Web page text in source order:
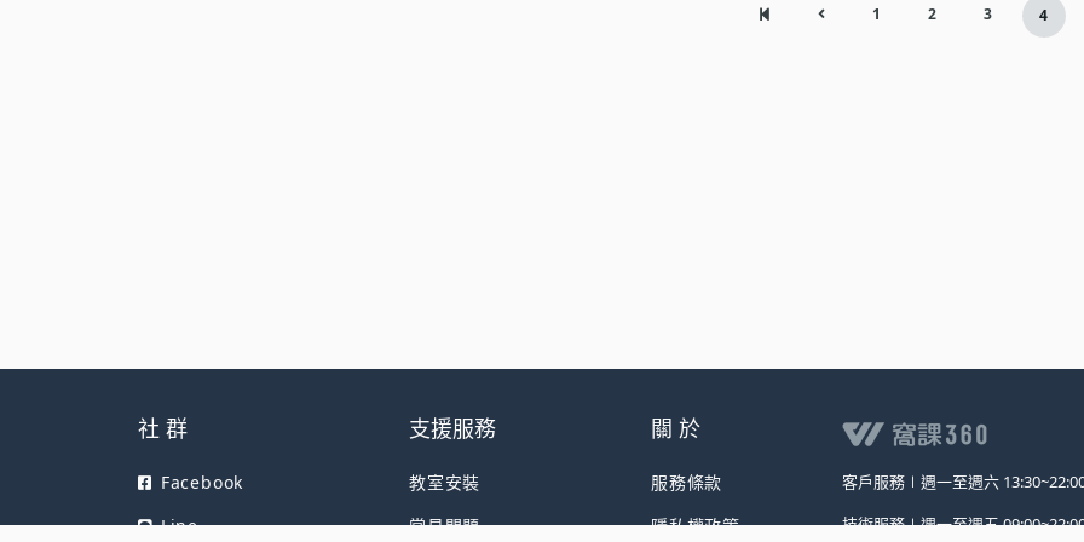
1 2 3 4
社 群
Facebook
Line
支援服務
教室安裝
常見問題
關 於
服務條款
隱私權政策
客戶服務∣ 週一至週六
技術服務∣週一至週五